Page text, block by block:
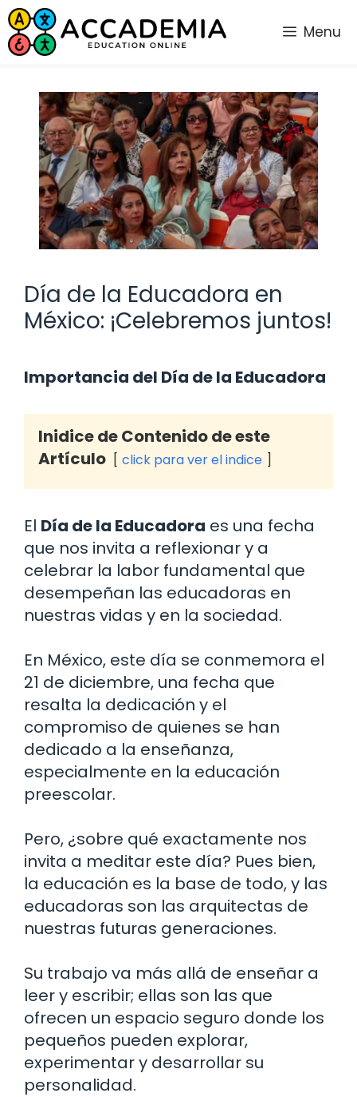
Saltar
al
contenido
Menu
Día de la Educadora en
México: ¡Celebremos juntos!
Importancia del Día de la Educadora
Inidice de Contenido de este
Artículo
click para ver el indice
El Día de la Educadora es una fecha
que nos invita a reflexionar y a
celebrar la labor fundamental que
desempeñan las educadoras en
nuestras vidas y en la sociedad.
En México, este día se conmemora el
21 de diciembre, una fecha que
resalta la dedicación y el
compromiso de quienes se han
dedicado a la enseñanza,
especialmente en la educación
preescolar.
Pero, ¿sobre qué exactamente nos
invita a meditar este día? Pues bien,
la educación es la base de todo, y las
educadoras son las arquitectas de
nuestras futuras generaciones.
Su trabajo va más allá de enseñar a
leer y escribir; ellas son las que
ofrecen un espacio seguro donde los
pequeños pueden explorar,
experimentar y desarrollar su
personalidad.